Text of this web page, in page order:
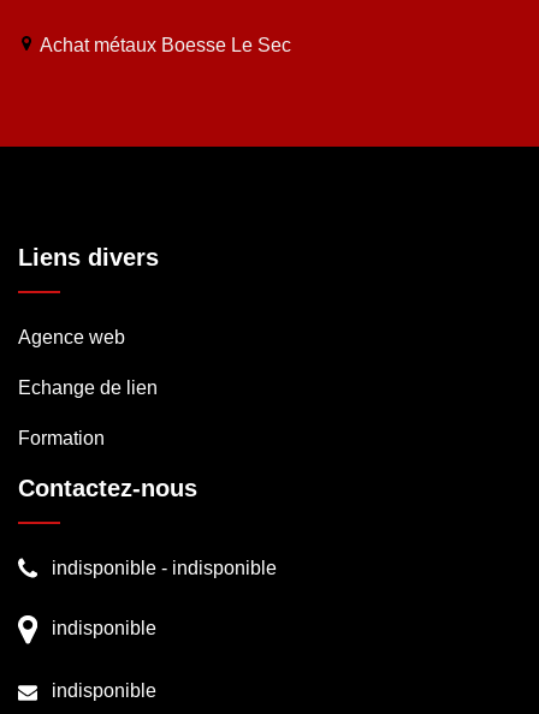
Achat métaux Boesse Le Sec
Liens divers
Agence web
Echange de lien
Formation
Contactez-nous
indisponible - indisponible
indisponible
indisponible